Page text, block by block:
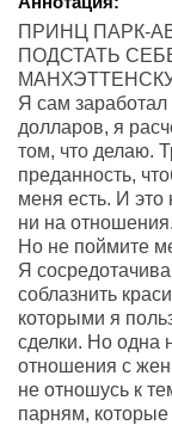
ПРИНЦ ПАРК-
ПОДСТАТЬ
Я сам
долларов, я
том, что делаю.
преданность,
меня есть. И это
ни на отношения.
Но не поймите
Я
соблазнить
которыми я
сделки. Но одна
отношения с
не отношусь к
парням,